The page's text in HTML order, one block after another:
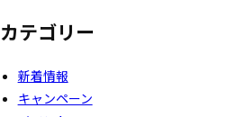
カテゴリー
新着情報
キャンペーン